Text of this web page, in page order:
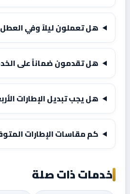
هل تعملون ليلاً وفي العطل
هل تقدمون ضماناً على
هل يجب تبديل الإطارات
كم مقاسات الإطارات
خدمات ذات صلة